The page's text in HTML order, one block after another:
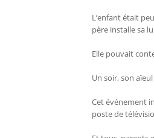
L’enfant était
père installe sa
Elle pouvait
Un soir, son
Cet événement
poste de